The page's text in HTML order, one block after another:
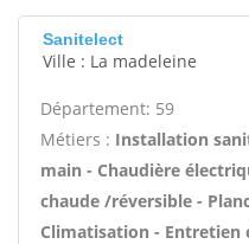
Sanitelect
Ville : La madeleine
Département: 59
Métiers : Installation
main - Chaudière
chaude /réversible -
Climatisation -